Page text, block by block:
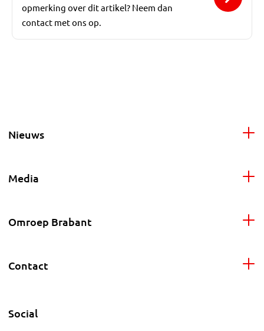
opmerking over dit artikel? Neem dan
contact met ons op.
Nieuws
Media
Omroep Brabant
Contact
Social